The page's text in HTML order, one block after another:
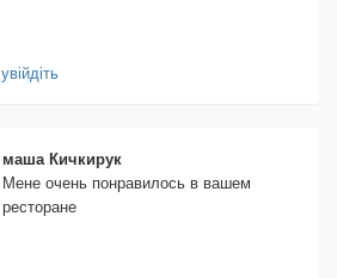
увійдіть
маша Кичкирук
Мене очень понравилось в вашем
ресторане